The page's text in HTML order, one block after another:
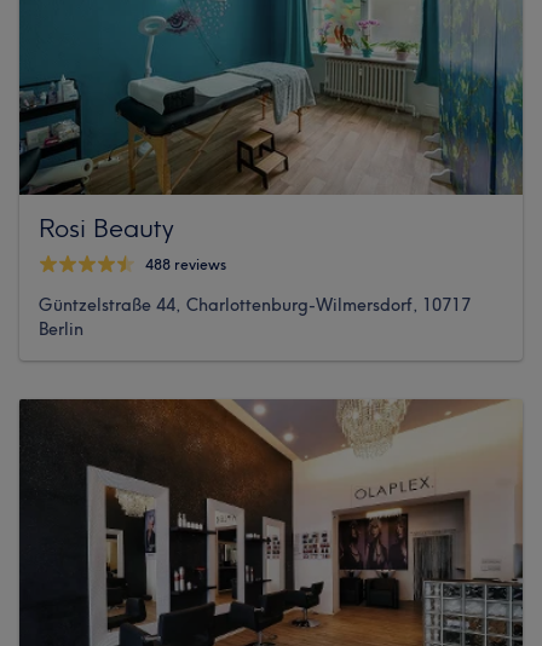
Rosi Beauty
488 reviews
Güntzelstraße 44, Charlottenburg-Wilmersdorf, 10717
Berlin